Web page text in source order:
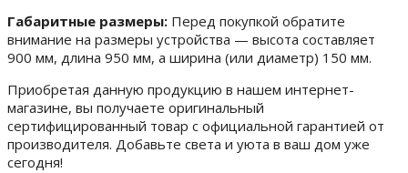
Габаритные размеры: Перед покупкой обратите
внимание на размеры устройства — высота составляет
900 мм, длина 950 мм, а ширина (или диаметр) 150 мм.
Приобретая данную продукцию в нашем интернет-
магазине, вы получаете оригинальный
сертифицированный товар с официальной гарантией от
производителя. Добавьте света и уюта в ваш дом уже
сегодня!